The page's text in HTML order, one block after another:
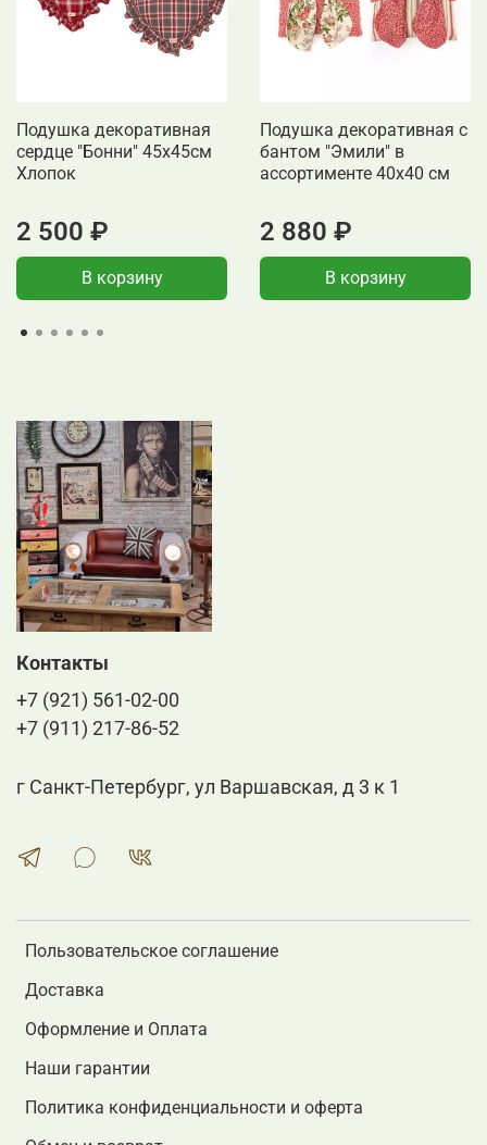
Подушка декоративная
сердце "Бонни" 45х45см
Хлопок
2 500 ₽
В корзину
Подушка декоративная с
бантом "Эмили" в
ассортименте 40x40 см
2 880 ₽
В корзину
Пользовательское соглашение
Доставка
Оформление и Оплата
Наши гарантии
Политика конфиденциальности и оферта
Контакты
+7 (921) 561-02-00
+7 (911) 217-86-52
г Санкт-Петербург, ул Варшавская, д 3 к 1